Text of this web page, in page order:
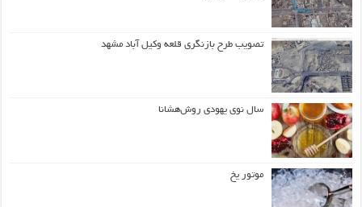
تصویب طرح بازنگری قلعه وکیل آباد مشهد
سال نوی یهودی روش‌هشانا
موتور یخ